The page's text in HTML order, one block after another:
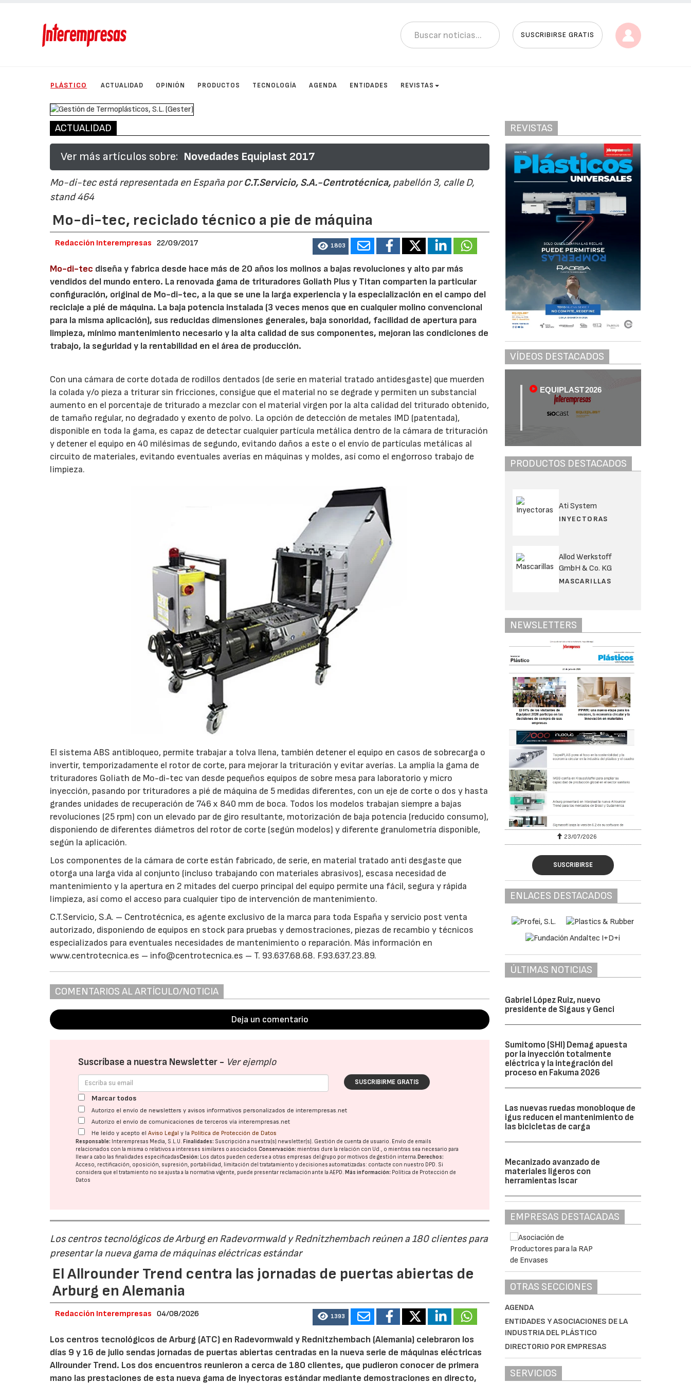
SUSCRIBIRSE GRATIS
PLÁSTICO ACTUALIDAD OPINIÓN PRODUCTOS TECNOLOGÍA AGENDA ENTIDADES REVISTAS
ACTUALIDAD
Ver más artículos sobre: Novedades Equiplast 2017
Mo-di-tec está representada en España porC.T.Servicio, S.A.-Centrotécnica, pabellón 3, calle D,
stand 464
Mo-di-tec, reciclado técnico a pie de máquina
Redacción Interempresas 22/09/2017 1803
Mo-di-tec diseña y fabrica desde hace más de 20 años los molinos a bajas revoluciones y alto par más
vendidos del mundo entero. La renovada gama de trituradores Goliath Plus y Titan comparten la particular
configuración, original de Mo-di-tec, a la que se une la larga experiencia y la especialización en el campo del
reciclaje a pié de máquina. La baja potencia instalada (3 veces menos que en cualquier molino convencional
para la misma aplicación), sus reducidas dimensiones generales, baja sonoridad, facilidad de apertura para
limpieza, mínimo mantenimiento necesario y la alta calidad de sus componentes, mejoran las condiciones de
trabajo, la seguridad y la rentabilidad en el área de producción.
Con una cámara de corte dotada de rodillos dentados (de serie en material tratado antidesgaste) que muerden
la colada y/o pieza a triturar sin fricciones, consigue que el material no se degrade y permiten un substancial
aumento en el porcentaje de triturado a mezclar con el material virgen por la alta calidad del triturado obtenido,
de tamaño regular, no degradado y exento de polvo. La opción de detección de metales IMD (patentada),
disponible en toda la gama, es capaz de detectar cualquier partícula metálica dentro de la cámara de trituración
y detener el equipo en 40 milésimas de segundo, evitando daños a este o el envío de partículas metálicas al
circuito de materiales, evitando eventuales averías en máquinas y moldes, así como el engorroso trabajo de
limpieza.
El sistema ABS antibloqueo, permite trabajar a tolva llena, también detener el equipo en casos de sobrecarga o
invertir, temporizadamente el rotor de corte, para mejorar la trituración y evitar averías. La amplía la gama de
trituradores Goliath de Mo-di-tec van desde pequeños equipos de sobre mesa para laboratorio y micro
inyección, pasando por trituradores a pié de máquina de 5 medidas diferentes, con un eje de corte o dos y hasta
grandes unidades de recuperación de 746 x 840 mm de boca. Todos los modelos trabajan siempre a bajas
revoluciones (25 rpm) con un elevado par de giro resultante, motorización de baja potencia (reducido consumo),
disponiendo de diferentes diámetros del rotor de corte (según modelos) y diferente granulometría disponible,
según la aplicación.
Los componentes de la cámara de corte están fabricado, de serie, en material tratado anti desgaste que
otorga una larga vida al conjunto (incluso trabajando con materiales abrasivos), escasa necesidad de
mantenimiento y la apertura en 2 mitades del cuerpo principal del equipo permite una fácil, segura y rápida
limpieza, así como el acceso para cualquier tipo de intervención de mantenimiento.
C.T.Servicio, S.A. – Centrotécnica, es agente exclusivo de la marca para toda España y servicio post venta
autorizado, disponiendo de equipos en stock para pruebas y demostraciones, piezas de recambio y técnicos
especializados para eventuales necesidades de mantenimiento o reparación. Más información en
www.centrotecnica.es – info@centrotecnica.es – T. 93.637.68.68. F.93.637.23.89.
COMENTARIOS AL ARTÍCULO/NOTICIA
Deja un comentario
Suscríbase a nuestra Newsletter - Ver ejemplo
SUSCRIBIRME GRATIS
Marcar todos
Autorizo el envío de newsletters y avisos informativos personalizados de interempresas.net
Autorizo el envío de comunicaciones de terceros vía interempresas.net
He leído y acepto elAviso Legal y la Política de Protección de Datos
Responsable: Interempresas Media, S.L.U.Finalidades: Suscripción a nuestra(s) newsletter(s). Gestión de cuenta de usuario. Envío de emails
relacionados con la misma o relativos a intereses similares o asociados.Conservación: mientras dure la relación con Ud., o mientras sea necesario para
llevar a cabo las finalidades especificadasCesión: Los datos pueden cederse a otras empresas del grupo por motivos de gestión interna.Derechos:
Acceso, rectificación, oposición, supresión, portabilidad, limitación del tratatamiento y decisiones automatizadas: contacte con nuestro DPD. Si
considera que el tratamiento no se ajusta a la normativa vigente, puede presentar reclamación ante laAEPD.Más información: Política de Protección de
Datos
Los centros tecnológicos de Arburg en Radevormwald y Rednitzhembach reúnen a 180 clientes para
presentar la nueva gama de máquinas eléctricas estándar
El Allrounder Trend centra las jornadas de puertas abiertas de
Arburg en Alemania
Redacción Interempresas 04/08/2026 1393
Los centros tecnológicos de Arburg (ATC) en Radevormwald y Rednitzhembach (Alemania) celebraron los
días 9 y 16 de julio sendas jornadas de puertas abiertas centradas en la nueva serie de máquinas eléctricas
Allrounder Trend. Los dos encuentros reunieron a cerca de 180 clientes, que pudieron conocer de primera
mano las prestaciones de esta nueva gama de inyectoras estándar mediante demostraciones en directo,
REVISTAS
VÍDEOS DESTACADOS
EQUIPLAST 2026
PRODUCTOS DESTACADOS
Ati System
INYECTORAS
Allod Werkstoff
GmbH & Co. KG
MASCARILLAS
NEWSLETTERS
23/07/2026
SUSCRIBIRSE
ENLACES DESTACADOS
ÚLTIMAS NOTICIAS
Gabriel López Ruiz, nuevo
presidente de Sigaus y Genci
Sumitomo (SHI) Demag apuesta
por la inyección totalmente
eléctrica y la integración del
proceso en Fakuma 2026
Las nuevas ruedas monobloque de
igus reducen el mantenimiento de
las bicicletas de carga
Mecanizado avanzado de
materiales ligeros con
herramientas Iscar
EMPRESAS DESTACADAS
OTRAS SECCIONES
AGENDA
ENTIDADES Y ASOCIACIONES DE LA
INDUSTRIA DEL PLÁSTICO
DIRECTORIO POR EMPRESAS
SERVICIOS